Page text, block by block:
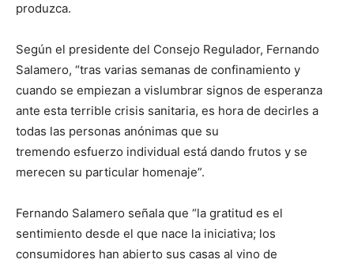
produzca.
Según el presidente del Consejo Regulador, Fernando
Salamero, “tras varias semanas de confinamiento y
cuando se empiezan a vislumbrar signos de esperanza
ante esta terrible crisis sanitaria, es hora de decirles a
todas las personas anónimas que su
tremendo esfuerzo individual está dando frutos y se
merecen su particular homenaje”.
Fernando Salamero señala que “la gratitud es el
sentimiento desde el que nace la iniciativa; los
consumidores han abierto sus casas al vino de